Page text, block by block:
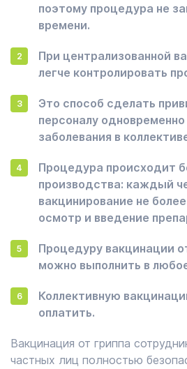
поэтому процедура не
времени.
При централизованной
легче контролировать
Это способ сделать
персоналу
заболевания в
Процедура происходит
производства: каждый
вакцинирование не
осмотр и введение
Процедуру вакцинации
можно выполнить в
Коллективную
оплатить.
Вакцинация от гриппа
частных лиц полностью